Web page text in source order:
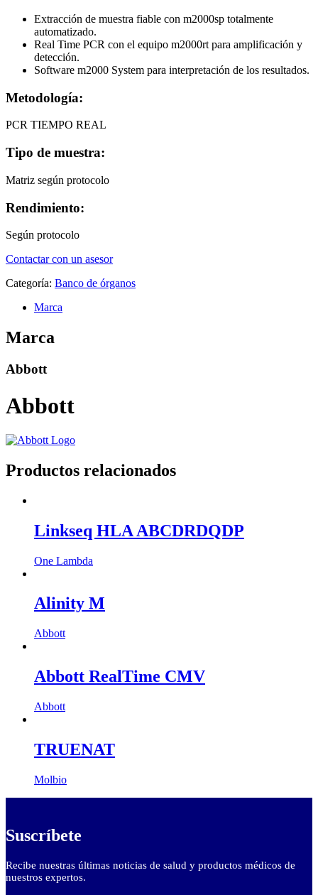
Extracción de muestra fiable con m2000sp totalmente
automatizado.
Real Time PCR con el equipo m2000rt para amplificación y
detección.
Software m2000 System para interpretación de los resultados.
Metodología:
PCR TIEMPO REAL
Tipo de muestra:
Matriz según protocolo
Rendimiento:
Según protocolo
Contactar con un asesor
Categoría: Banco de órganos
Marca
Marca
Abbott
Abbott
Productos relacionados
Linkseq HLA ABCDRDQDP
One Lambda
Alinity M
Abbott
Abbott RealTime CMV
Abbott
TRUENAT
Molbio
Suscríbete
Recibe nuestras últimas noticias de salud y productos médicos de
nuestros expertos.